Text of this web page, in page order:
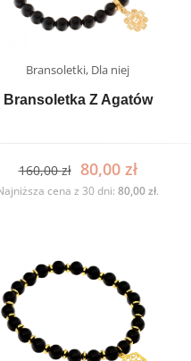
Bransoletki, Dla niej
Bransoletka Z Agatów
160,00zł 80,00 zł
cena z 30 dni: 80,00zł.